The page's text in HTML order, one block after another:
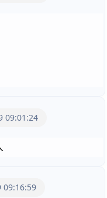
09:01:24
09:16:59